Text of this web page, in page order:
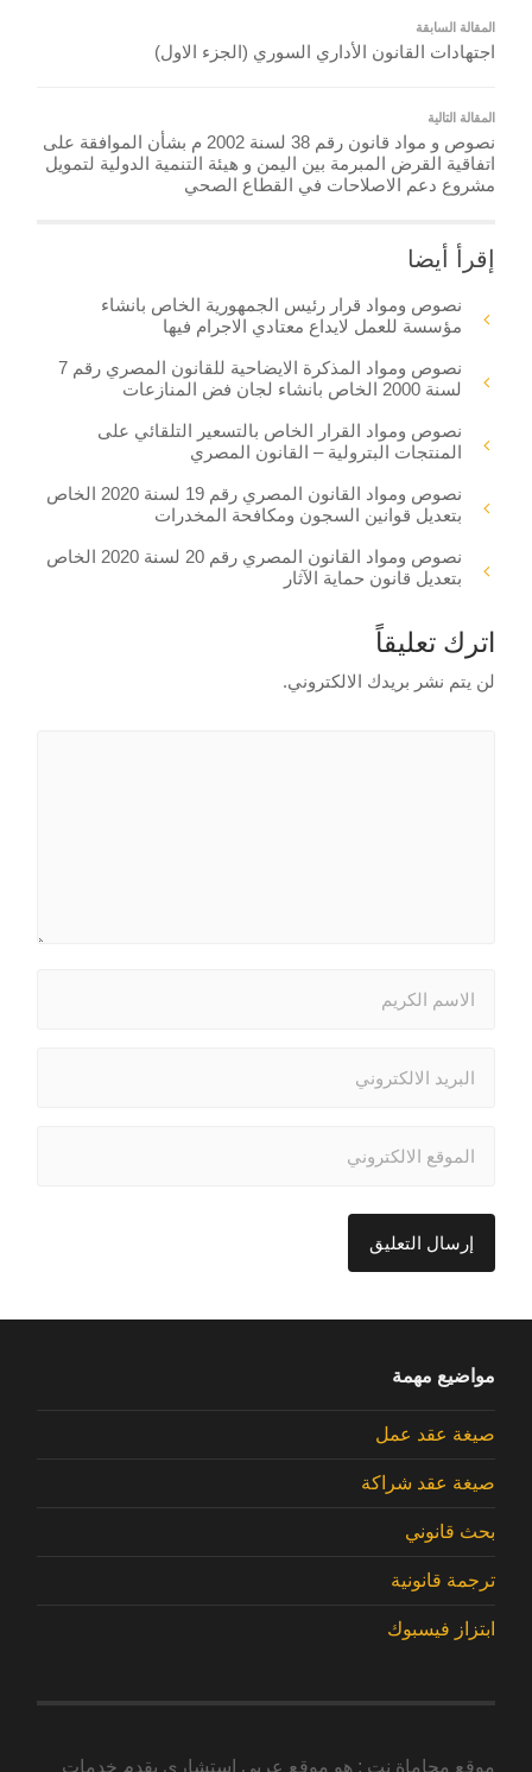
المقالة السابقة
اجتهادات القانون الأداري السوري (الجزء الاول)
المقالة التالية
نصوص و مواد قانون رقم 38 لسنة 2002 م بشأن الموافقة على
اتفاقية القرض المبرمة بين اليمن و هيئة التنمية الدولية لتمويل
مشروع دعم الاصلاحات في القطاع الصحي
إقرأ أيضا
نصوص ومواد قرار رئيس الجمهورية الخاص بانشاء
مؤسسة للعمل لايداع معتادي الاجرام فيها
نصوص ومواد المذكرة الايضاحية للقانون المصري رقم 7
لسنة 2000 الخاص بانشاء لجان فض المنازعات
نصوص ومواد القرار الخاص بالتسعير التلقائي على
المنتجات البترولية – القانون المصري
نصوص ومواد القانون المصري رقم 19 لسنة 2020 الخاص
بتعديل قوانين السجون ومكافحة المخدرات
نصوص ومواد القانون المصري رقم 20 لسنة 2020 الخاص
بتعديل قانون حماية الآثار
اترك تعليقاً
لن يتم نشر بريدك الالكتروني.
مواضيع مهمة
صيغة عقد عمل
صيغة عقد شراكة
بحث قانوني
ترجمة قانونية
ابتزاز فيسبوك
موقع محاماة نت : هو موقع عربي استشاري يقدم خدمات